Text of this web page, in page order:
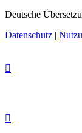
Deutsche
Datenschutz |